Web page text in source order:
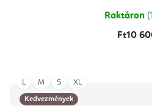
Raktáron
Ft10
Kedvezmények
L M S XL